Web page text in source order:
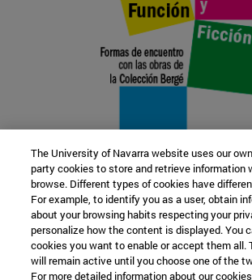
22 SEP
FUNCIÓN Y FICCIÓN. Varios
Más información
The University of Navarra website uses our
party cookies to store and retrieve information
browse. Different types of cookies have
For example, to identify you as a user, obtain
about your browsing habits respecting your
personalize how the content is displayed. You
cookies you want to enable or accept them all.
will remain active until you choose one of the
For more detailed information about our